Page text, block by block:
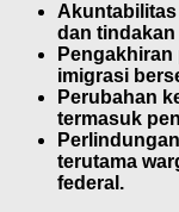
Akuntabilitas
dan tindakan
imigrasi
Perubahan
termasuk
terutama
federal.